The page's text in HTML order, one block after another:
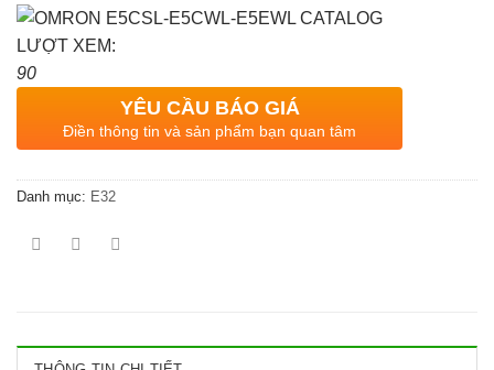
LƯỢT XEM:
90
YÊU CẦU BÁO GIÁ
Điền thông tin và sản phẩm bạn quan tâm
Danh mục: E32